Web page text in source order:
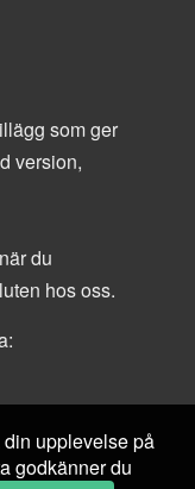
som ger
version,
du
hos oss.
upplevelse på
godkänner du